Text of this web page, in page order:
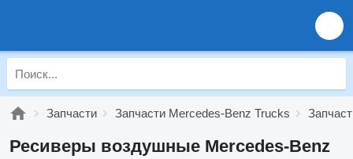
Запчасти Запчасти Mercedes-Benz Trucks
Ресиверы воздушные Mercedes-Benz